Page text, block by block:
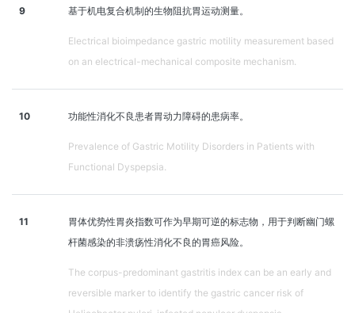
9 基于机电复合机制的生物阻抗胃运动测量。
Electrical bioimpedance gastric motility measurement based
on an electrical-mechanical composite mechanism.
10 功能性消化不良患者胃动力障碍的患病率。
Prevalence of Gastric Motility Disorders in Patients with
Functional Dyspepsia.
11
胃体优势性胃炎指数可作为早期可逆的标志物，用于判断幽门螺
杆菌感染的非溃疡性消化不良的胃癌风险。
The corpus-predominant gastritis index can be an early and
reversible marker to identify the gastric cancer risk of